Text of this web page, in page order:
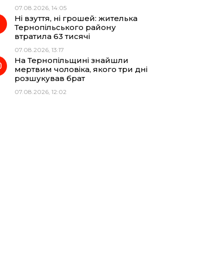
07.08.2026, 14:05
Ні взуття, ні грошей: жителька
Тернопільського району
втратила 63 тисячі
07.08.2026, 13:17
На Тернопільщині знайшли
мертвим чоловіка, якого три дні
розшукував брат
07.08.2026, 12:02